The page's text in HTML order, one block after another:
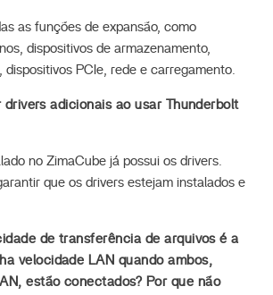
as funções de expansão, como
dispositivos de armazenamento,
dispositivos PCIe, rede e carregamento.
drivers adicionais ao usar Thunderbolt
no ZimaCube já possui os drivers.
que os drivers estejam instalados e
de transferência de arquivos é a
velocidade LAN quando ambos,
estão conectados? Por que não